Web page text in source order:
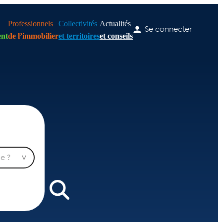
Professionnels
de l’immobilier
Collectivités
et territoires
Actualités
et conseils
Se connecter